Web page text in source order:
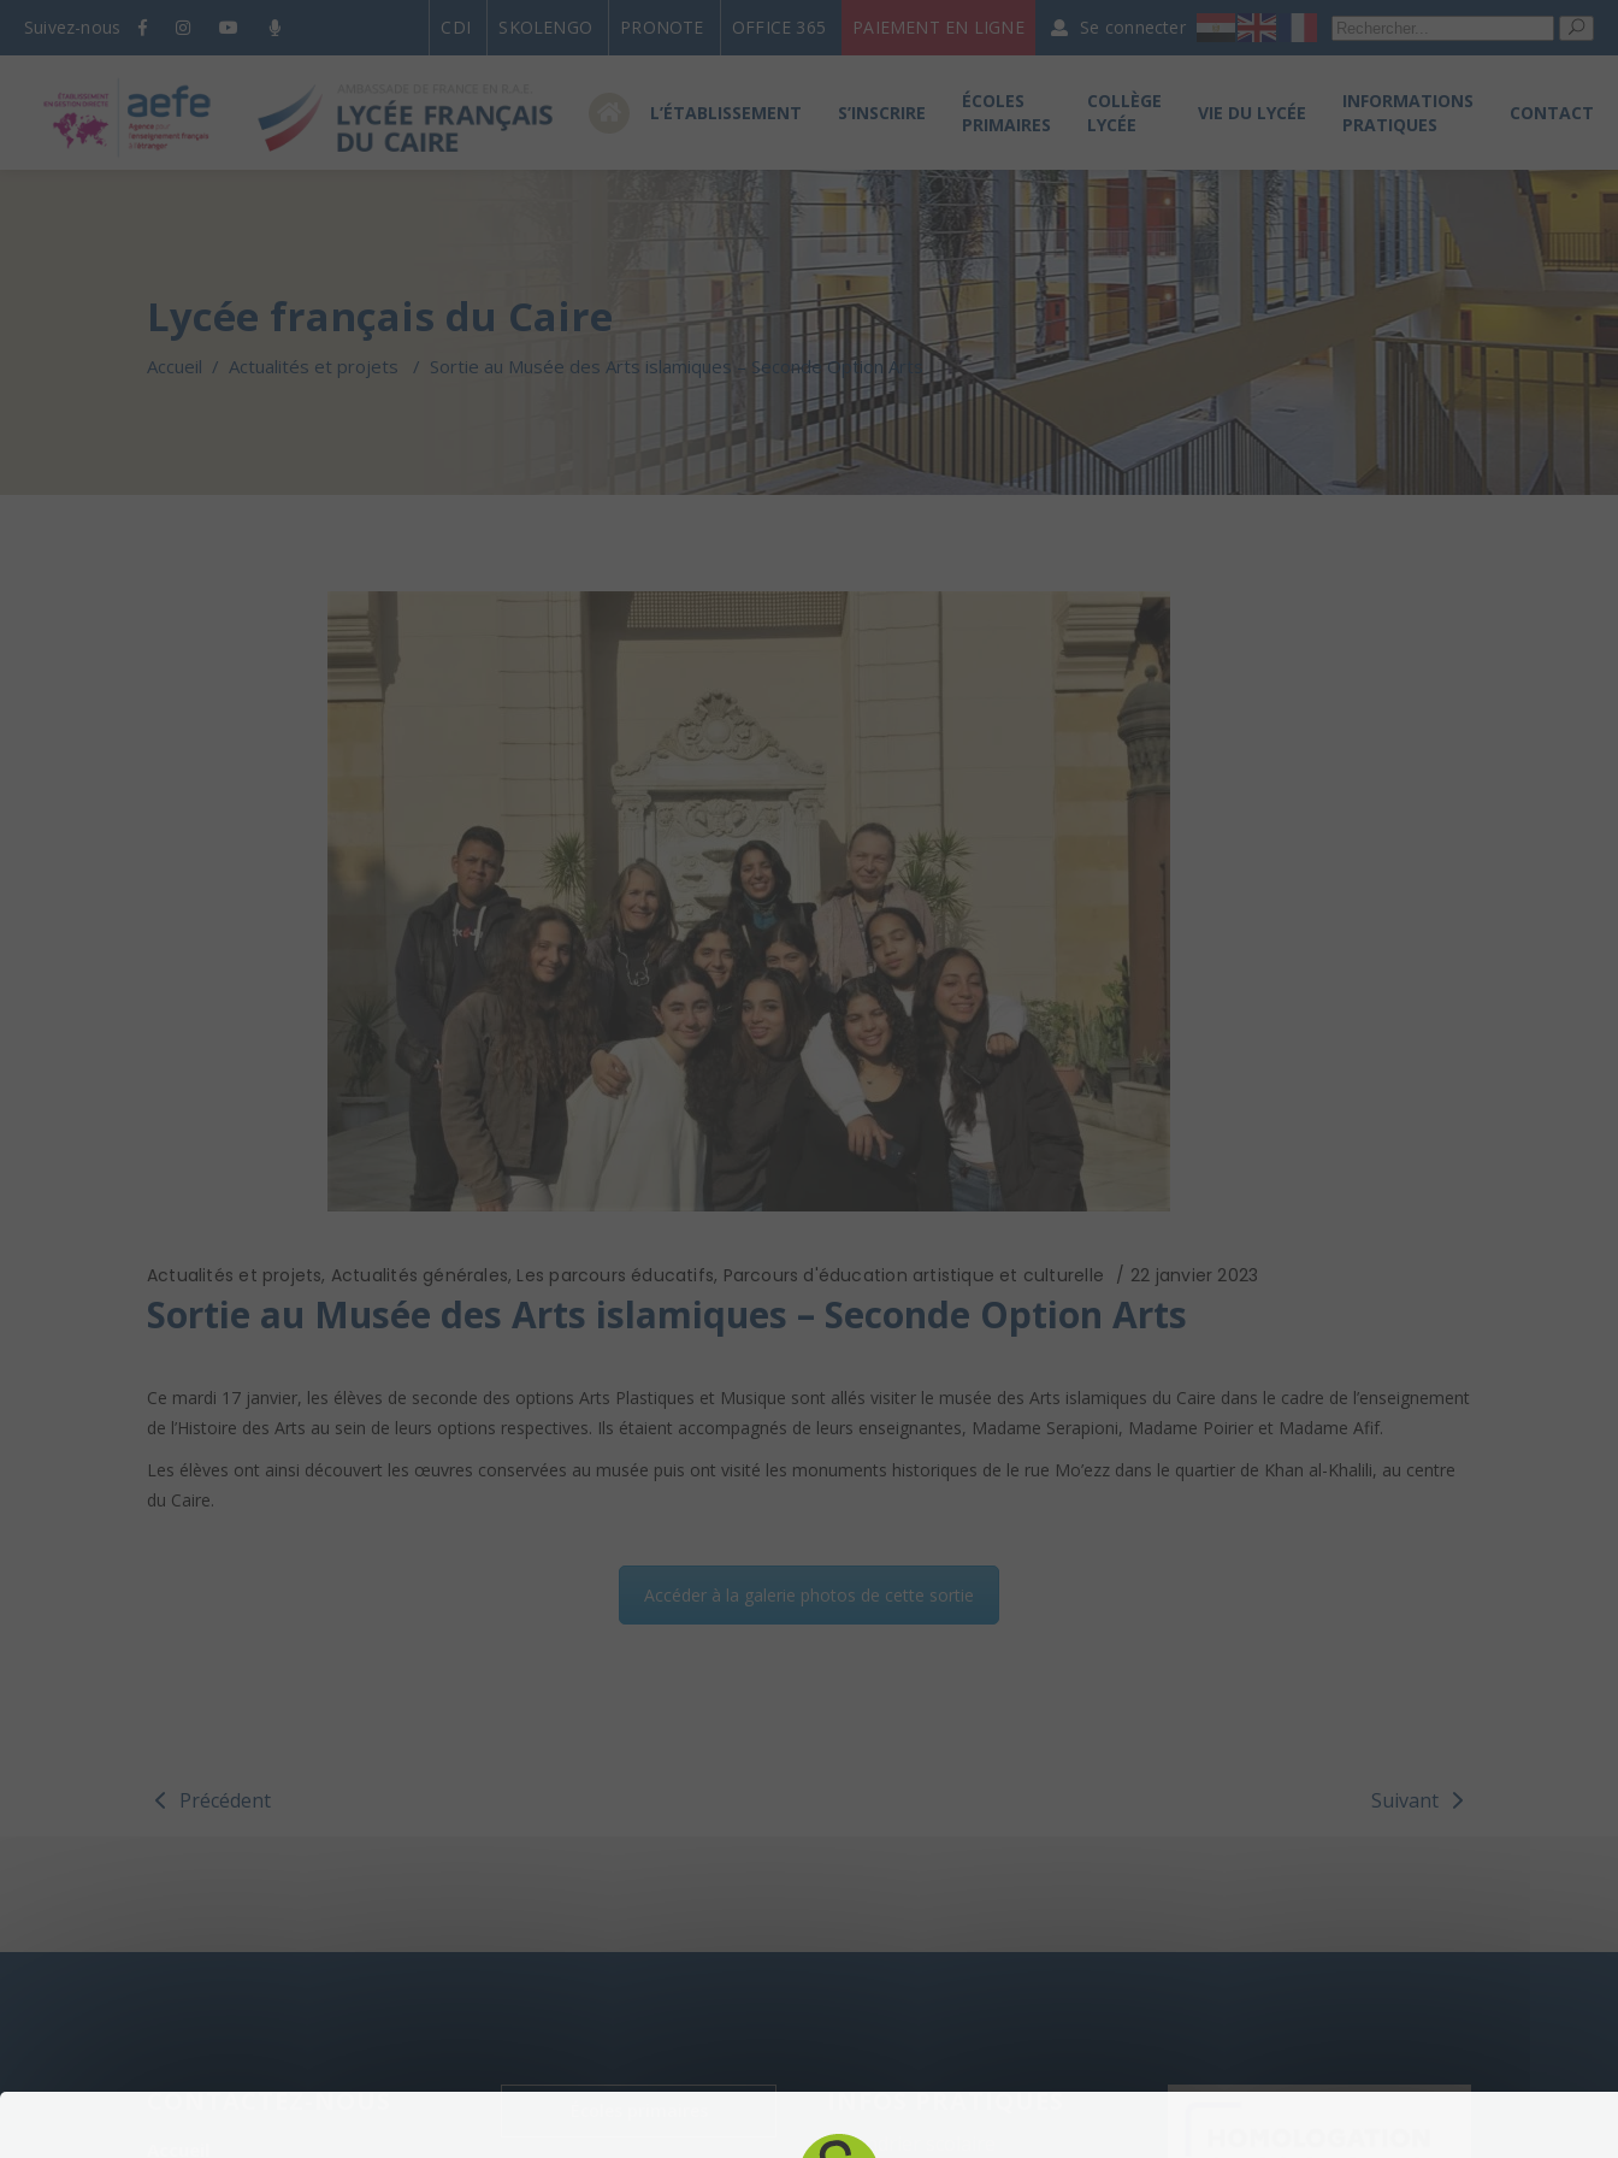
Suivez-nous CDI SKOLENGO PRONOTE OFFICE 365 PAIEMENT EN LIGNE Se connecter
L’ÉTABLISSEMENT S’INSCRIRE
ÉCOLES
PRIMAIRES
COLLÈGE
LYCÉE
VIE DU LYCÉE
INFORMATIONS
PRATIQUES
CONTACT
Lycée français du Caire
Accueil / Actualités et projets / Sortie au Musée des Arts islamiques – Seconde Option Arts
Actualités et projets, Actualités générales, Les parcours éducatifs, Parcours d'éducation artistique et culturelle 22 janvier 2023
Sortie au Musée des Arts islamiques – Seconde Option Arts
Ce mardi 17 janvier, les élèves de seconde des options Arts Plastiques et Musique sont allés visiter le musée des Arts islamiques du Caire dans le cadre de l’enseignement
de l’Histoire des Arts au sein de leurs options respectives. Ils étaient accompagnés de leurs enseignantes, Madame Serapioni, Madame Poirier et Madame Afif.
Les élèves ont ainsi découvert les œuvres conservées au musée puis ont visité les monuments historiques de le rue Mo’ezz dans le quartier de Khan al-Khalili, au centre
du Caire.
Accéder à la galerie photos de cette sortie
Précédent Suivant
CONTACTEZ-NOUS INFOS PRATIQUES
Calendrier scolaire